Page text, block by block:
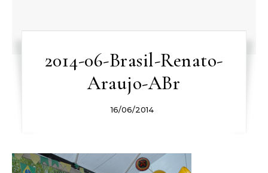
2014-06-Brasil-Renato-
Araujo-ABr
16/06/2014